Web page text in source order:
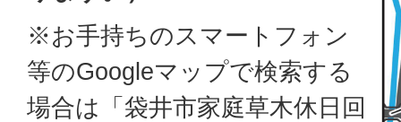
※お手持ちのスマートフォン
等のGoogleマップで検索する
場合は「袋井市家庭草木休日回